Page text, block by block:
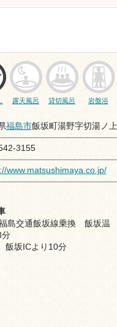
露天風呂 貸切風呂 岩盤浴
福島市飯坂町湯野字切湯ノ
3155
www.matsushimaya.co.jp/
島交通飯坂線乗換 飯坂温
分
坂ICより10分